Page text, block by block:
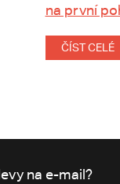
na první
ČÍST CELÉ
na e-mail?